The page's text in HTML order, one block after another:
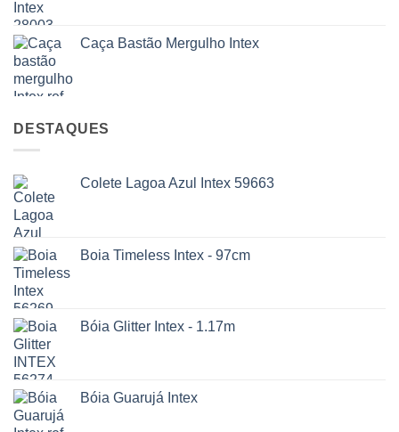
Caça Bastão Mergulho Intex
DESTAQUES
Colete Lagoa Azul Intex 59663
Boia Timeless Intex - 97cm
Bóia Glitter Intex - 1.17m
Bóia Guarujá Intex